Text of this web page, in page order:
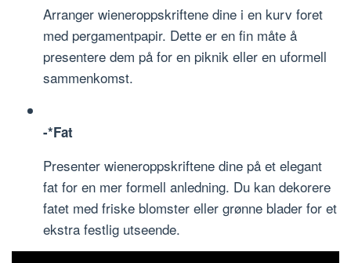
Arranger wieneroppskriftene dine i en kurv foret
med pergamentpapir. Dette er en fin måte å
presentere dem på for en piknik eller en uformell
sammenkomst.
-*Fat
Presenter wieneroppskriftene dine på et elegant
fat for en mer formell anledning. Du kan dekorere
fatet med friske blomster eller grønne blader for et
ekstra festlig utseende.